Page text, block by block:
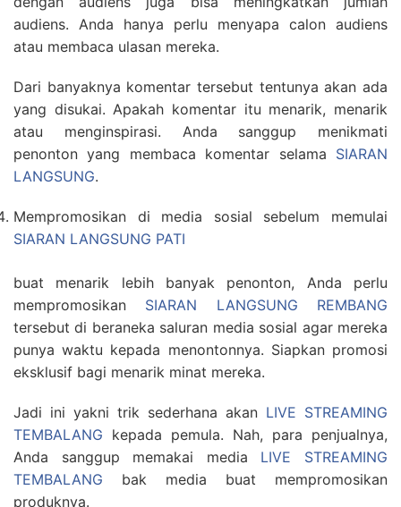
audiens. Anda hanya perlu menyapa calon audiens
atau membaca ulasan mereka.
Dari banyaknya komentar tersebut tentunya akan ada
yang disukai. Apakah komentar itu menarik, menarik
atau menginspirasi. Anda sanggup menikmati
penonton yang membaca komentar selama SIARAN
LANGSUNG.
Mempromosikan di media sosial sebelum memulai
SIARAN LANGSUNG PATI
buat menarik lebih banyak penonton, Anda perlu
mempromosikan SIARAN LANGSUNG REMBANG
tersebut di beraneka saluran media sosial agar mereka
punya waktu kepada menontonnya. Siapkan promosi
eksklusif bagi menarik minat mereka.
Jadi ini yakni trik sederhana akan LIVE STREAMING
TEMBALANG kepada pemula. Nah, para penjualnya,
Anda sanggup memakai media LIVE STREAMING
TEMBALANG bak media buat mempromosikan
produknya.